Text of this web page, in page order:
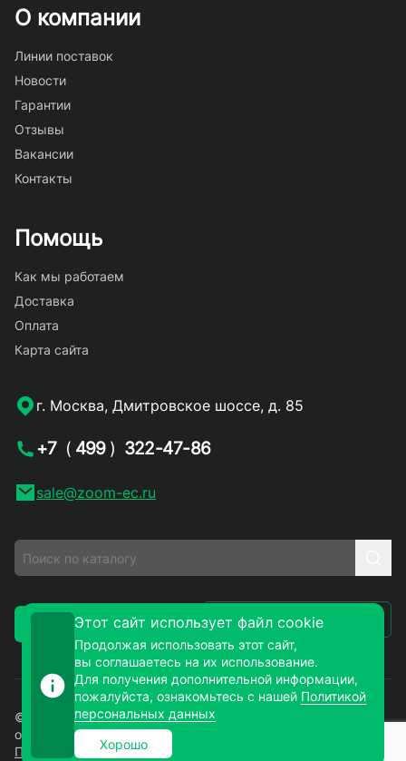
О компании
Линии поставок
Новости
Гарантии
Отзывы
Вакансии
Контакты
Помощь
Как мы работаем
Доставка
Оплата
Карта сайта
г. Москва, Дмитровское шоссе, д. 85
+7 ( 499 ) 322-47-86
sale@zoom-ec.ru
Заказать звонок Написать письмо
© 2026. ЗУМ-СМД – продажа электронных компонентов
оптом и в розницу. Все права защищены.
Политика конфиденциальности
Этот сайт использует файл cookie
Продолжая использовать этот сайт,
вы соглашаетесь на их использование.
Для получения дополнительной информации,
пожалуйста, ознакомьтесь с нашей Политикой
персональных данных
Хорошо